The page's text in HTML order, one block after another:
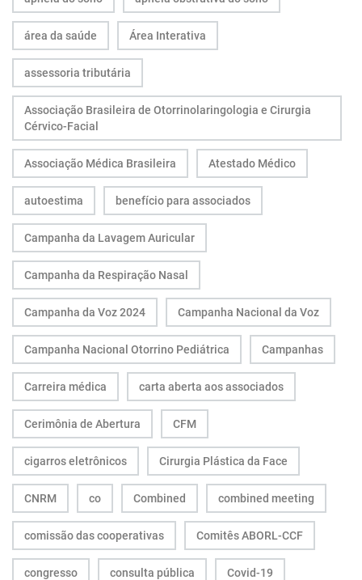
área da saúde Área Interativa
assessoria tributária
Associação Brasileira de Otorrinolaringologia e Cirurgia
Cérvico-Facial
Associação Médica Brasileira Atestado Médico
autoestima benefício para associados
Campanha da Lavagem Auricular
Campanha da Respiração Nasal
Campanha da Voz 2024 Campanha Nacional da Voz
Campanha Nacional Otorrino Pediátrica Campanhas
Carreira médica carta aberta aos associados
Cerimônia de Abertura CFM
cigarros eletrônicos Cirurgia Plástica da Face
CNRM co Combined combined meeting
comissão das cooperativas Comitês ABORL-CCF
congresso consulta pública Covid-19